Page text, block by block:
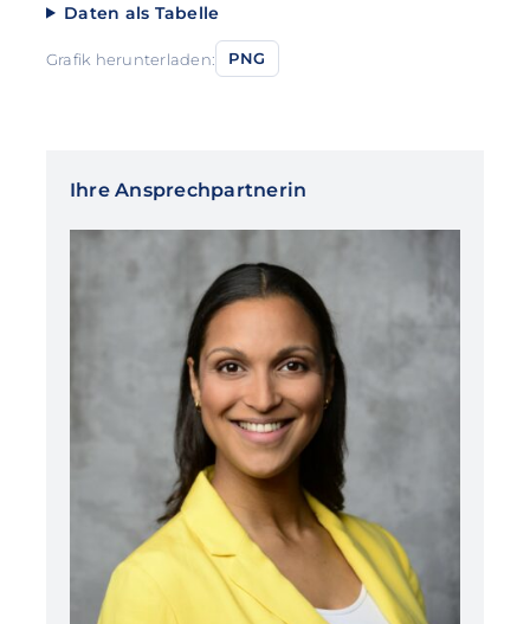
Daten als Tabelle
Grafik herunterladen: PNG
Ihre Ansprechpartnerin